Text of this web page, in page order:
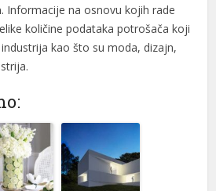
Informacije na osnovu kojih rade
količine podataka potrošača koji
kao što su moda, dizajn,